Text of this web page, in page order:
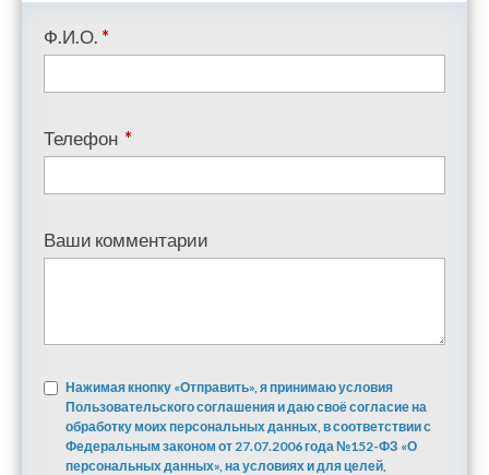
Ф.И.О. *
Телефон *
Ваши комментарии
Нажимая кнопку «Отправить», я принимаю условия
Пользовательского соглашения и даю своё согласие на
обработку моих персональных данных, в соответствии с
Федеральным законом от 27.07.2006 года №152-ФЗ «О
персональных данных», на условиях и для целей,